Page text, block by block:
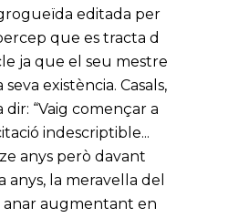
editada per
que es tracta d
ja que el seu mestre
existència. Casals,
“Vaig començar a
indescriptible...
anys però davant
la meravella del
augmentant en